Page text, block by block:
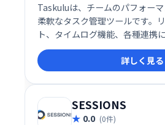
Taskuluは、チームのパフォー
柔軟なタスク管理ツールです。
ト、タイムログ機能、各種連携
ワークと生産性向上を実現しま
化し、成果最大化を目指せる、
ナーです。
詳しく見る
SESSIONS
0.0 (0件)